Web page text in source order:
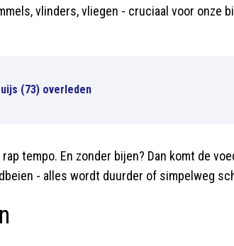
vlinders, vliegen - cruciaal voor onze
(73) overleden
tempo. En zonder bijen? Dan komt de
- alles wordt duurder of simpelweg